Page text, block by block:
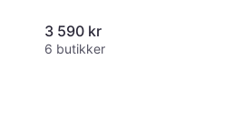
3 590 kr
6 butikker